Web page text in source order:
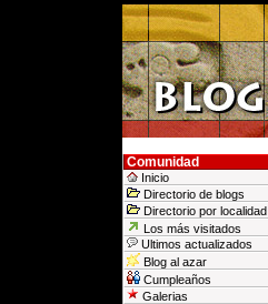
Comunidad
Inicio
Directorio de blogs
Directorio por localidad
Los más visitados
Ultimos actualizados
Blog al azar
Cumpleaños
Galerias